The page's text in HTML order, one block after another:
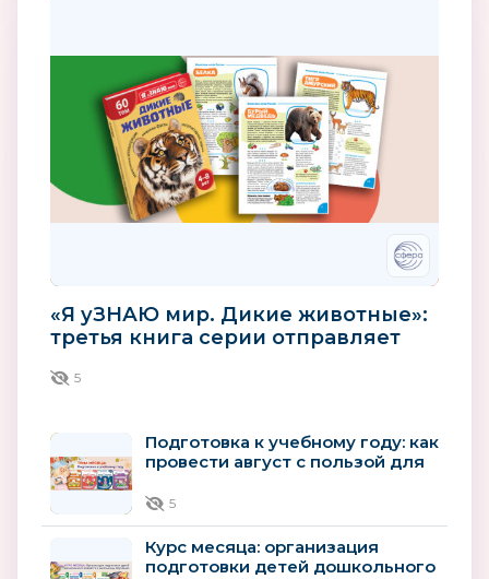
«Я уЗНАЮ мир. Дикие животные»:
третья книга серии отправляет
5
Подготовка к учебному году: как
провести август с пользой для
5
Курс месяца: организация
подготовки детей дошкольного